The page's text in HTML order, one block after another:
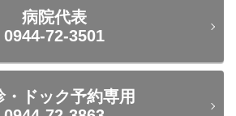
病院代表
0944-72-3501
・ドック予約専用